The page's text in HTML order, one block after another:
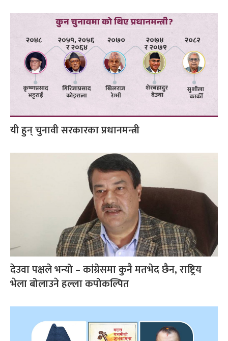
यी हुन् चुनावी सरकारका प्रधानमन्त्री
देउवा पक्षले भन्यो – कांग्रेसमा कुनै मतभेद छैन, राष्ट्रिय
भेला बोलाउने हल्ला कपोकल्पित